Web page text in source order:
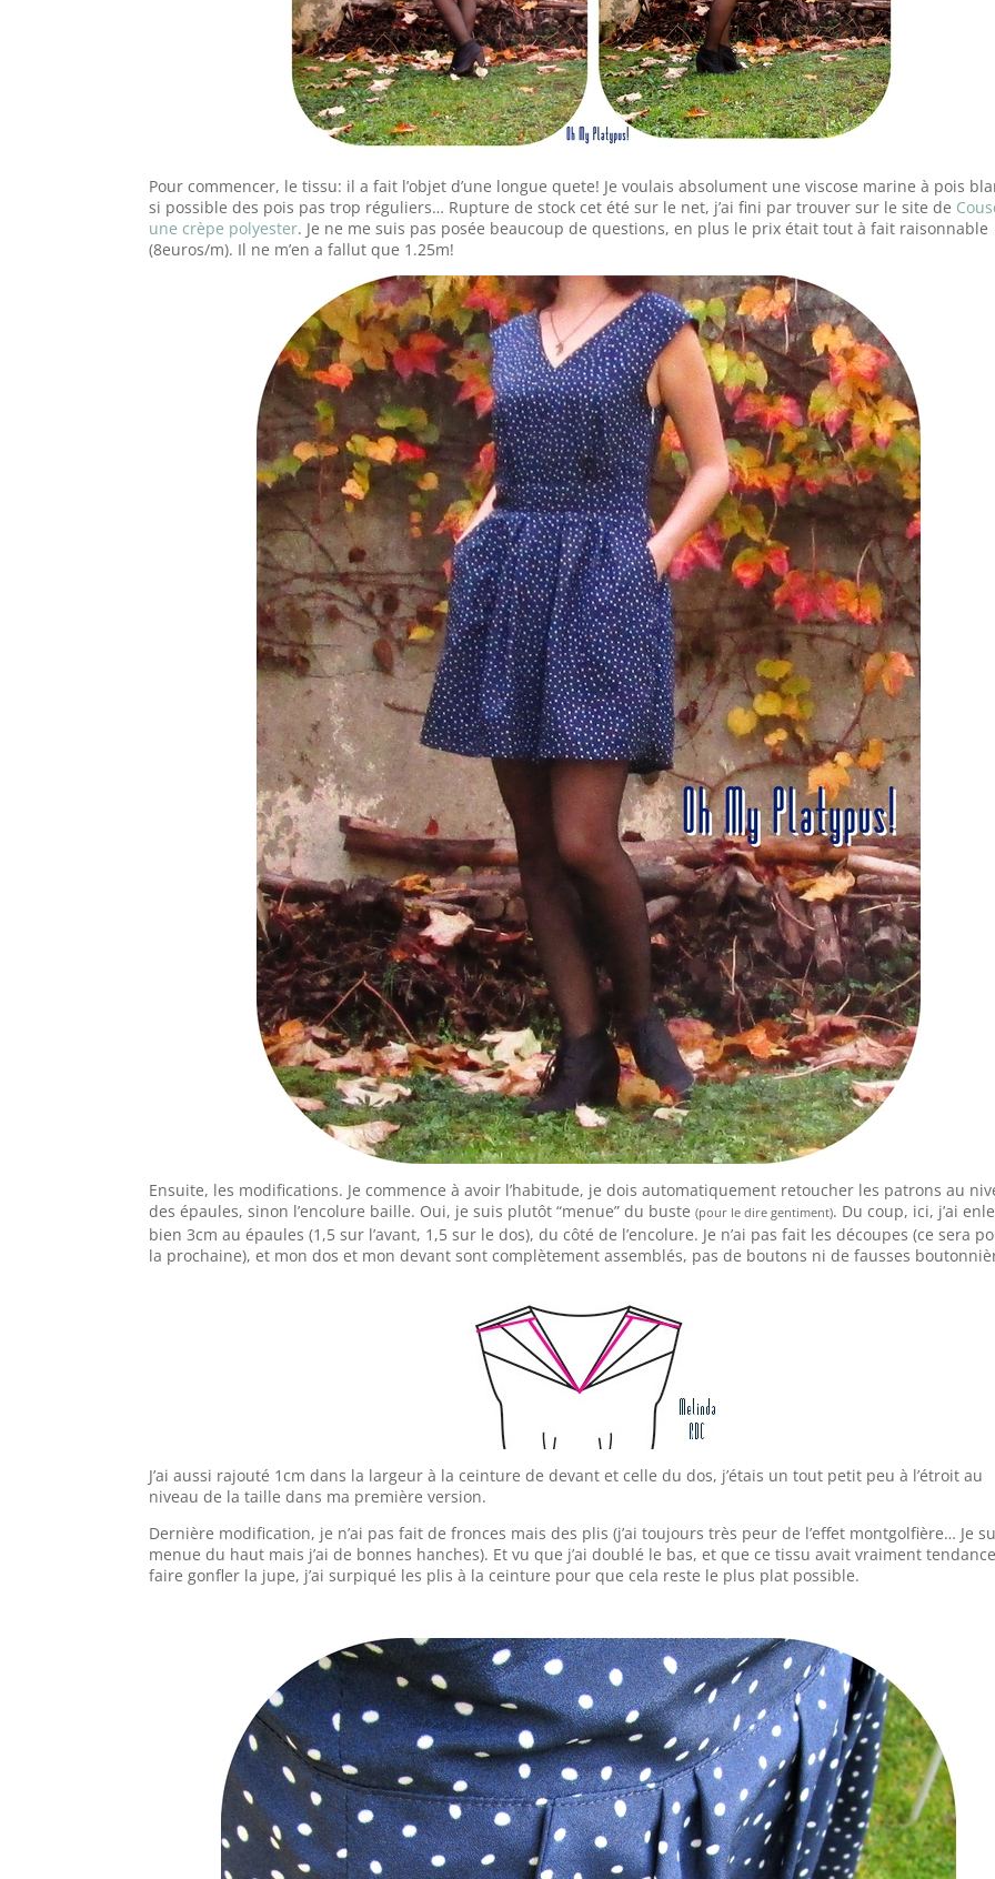
Pour commencer, le tissu: il a fait l’objet d’une longue quete! Je voulais absolument une viscose marine à pois
si possible des pois pas trop réguliers… Rupture de stock cet été sur le net, j’ai fini par trouver sur le site de
une crèpe polyester. Je ne me suis pas posée beaucoup de questions, en plus le prix était tout à fait raisonnable
(8euros/m). Il ne m’en a fallut que 1.25m!
Ensuite, les modifications. Je commence à avoir l’habitude, je dois automatiquement retoucher les patrons au
des épaules, sinon l’encolure baille. Oui, je suis plutôt “menue” du buste(pour le dire gentiment). Du coup, ici, j’ai
bien 3cm au épaules (1,5 sur l’avant, 1,5 sur le dos), du côté de l’encolure. Je n’ai pas fait les découpes (ce sera
la prochaine), et mon dos et mon devant sont complètement assemblés, pas de boutons ni de fausses
J’ai aussi rajouté 1cm dans la largeur à la ceinture de devant et celle du dos, j’étais un tout petit peu à l’étroit au
niveau de la taille dans ma première version.
Dernière modification, je n’ai pas fait de fronces mais des plis (j’ai toujours très peur de l’effet montgolfière… Je
menue du haut mais j’ai de bonnes hanches). Et vu que j’ai doublé le bas, et que ce tissu avait vraiment
faire gonfler la jupe, j’ai surpiqué les plis à la ceinture pour que cela reste le plus plat possible.